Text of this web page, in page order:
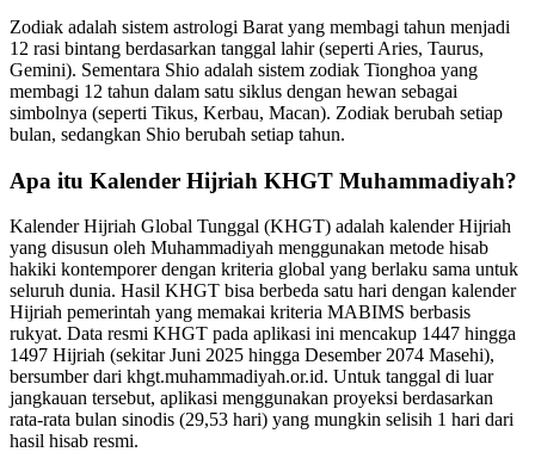
Zodiak adalah sistem astrologi Barat yang membagi tahun menjadi
12 rasi bintang berdasarkan tanggal lahir (seperti Aries, Taurus,
Gemini). Sementara Shio adalah sistem zodiak Tionghoa yang
membagi 12 tahun dalam satu siklus dengan hewan sebagai
simbolnya (seperti Tikus, Kerbau, Macan). Zodiak berubah setiap
bulan, sedangkan Shio berubah setiap tahun.
Apa itu Kalender Hijriah KHGT Muhammadiyah?
Kalender Hijriah Global Tunggal (KHGT) adalah kalender Hijriah
yang disusun oleh Muhammadiyah menggunakan metode hisab
hakiki kontemporer dengan kriteria global yang berlaku sama untuk
seluruh dunia. Hasil KHGT bisa berbeda satu hari dengan kalender
Hijriah pemerintah yang memakai kriteria MABIMS berbasis
rukyat. Data resmi KHGT pada aplikasi ini mencakup 1447 hingga
1497 Hijriah (sekitar Juni 2025 hingga Desember 2074 Masehi),
bersumber dari khgt.muhammadiyah.or.id. Untuk tanggal di luar
jangkauan tersebut, aplikasi menggunakan proyeksi berdasarkan
rata-rata bulan sinodis (29,53 hari) yang mungkin selisih 1 hari dari
hasil hisab resmi.